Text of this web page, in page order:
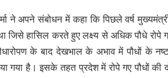
ने अपने संबोधन में कहा कि पिछले वर्ष
जिसे हासिल करते हुए लक्ष्य से अधिक पौधे रोपे
के बाद देखभाल के अभाव में पौधों के
गया है। इसके तहत प्रदेश में रोपे गए पौधों